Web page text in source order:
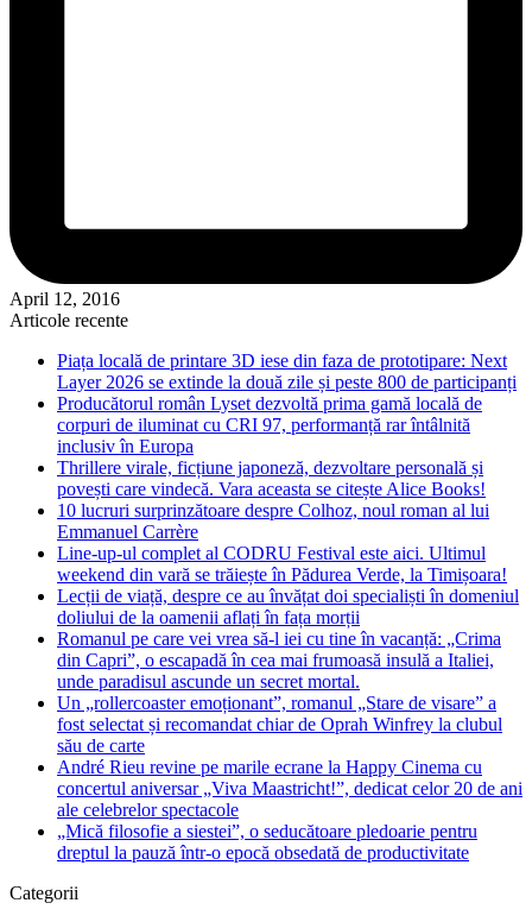
April 12, 2016
Articole recente
Piața locală de printare 3D iese din faza de prototipare: Next
Layer 2026 se extinde la două zile și peste 800 de participanți
Producătorul român Lyset dezvoltă prima gamă locală de
corpuri de iluminat cu CRI 97, performanță rar întâlnită
inclusiv în Europa
Thrillere virale, ficțiune japoneză, dezvoltare personală și
povești care vindecă. Vara aceasta se citește Alice Books!
10 lucruri surprinzătoare despre Colhoz, noul roman al lui
Emmanuel Carrère
Line-up-ul complet al CODRU Festival este aici. Ultimul
weekend din vară se trăiește în Pădurea Verde, la Timișoara!
Lecții de viață, despre ce au învățat doi specialiști în domeniul
doliului de la oamenii aflați în fața morții
Romanul pe care vei vrea să-l iei cu tine în vacanță: „Crima
din Capri”, o escapadă în cea mai frumoasă insulă a Italiei,
unde paradisul ascunde un secret mortal.
Un „rollercoaster emoționant”, romanul „Stare de visare” a
fost selectat și recomandat chiar de Oprah Winfrey la clubul
său de carte
André Rieu revine pe marile ecrane la Happy Cinema cu
concertul aniversar „Viva Maastricht!”, dedicat celor 20 de ani
ale celebrelor spectacole
„Mică filosofie a siestei”, o seducătoare pledoarie pentru
dreptul la pauză într-o epocă obsedată de productivitate
Categorii